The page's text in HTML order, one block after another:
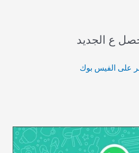
ع الجديد
على الفيس بوك